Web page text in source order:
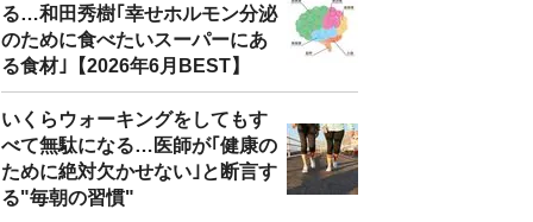
る…和田秀樹｢幸せホルモン分泌
のために食べたいスーパーにあ
る食材｣【2026年6月BEST】
いくらウォーキングをしてもす
べて無駄になる…医師が｢健康の
ために絶対欠かせない｣と断言す
る"毎朝の習慣"